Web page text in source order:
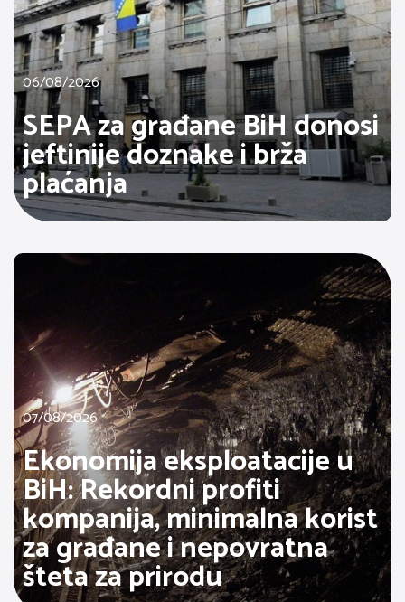
06/08/2026
SEPA za građane BiH donosi
jeftinije doznake i brža
plaćanja
07/08/2026
Ekonomija eksploatacije u
BiH: Rekordni profiti
kompanija, minimalna korist
za građane i nepovratna
šteta za prirodu